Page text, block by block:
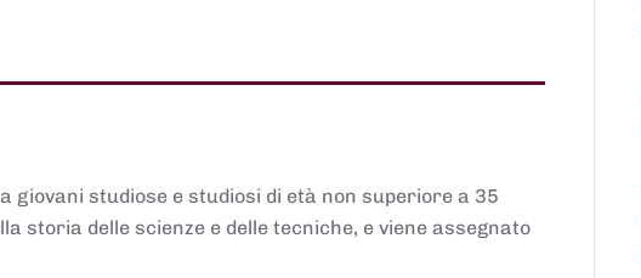
giovani studiose e studiosi di età non superiore a 35
storia delle scienze e delle tecniche, e viene assegnato